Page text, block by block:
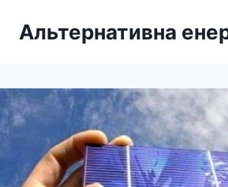
Альтернативна